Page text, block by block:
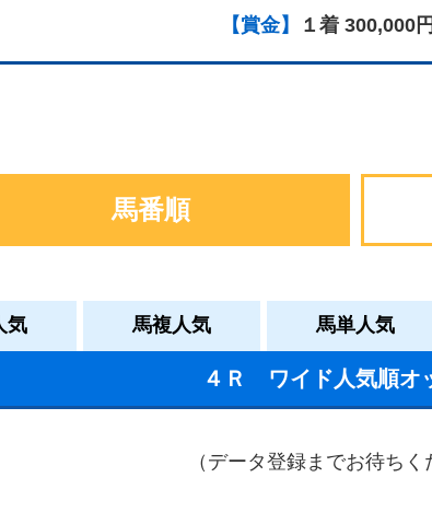
【賞金】 １着 300,000円
馬番順
気 馬複人気 馬単人気
４Ｒ ワイド人気順
（データ登録までお待ちく